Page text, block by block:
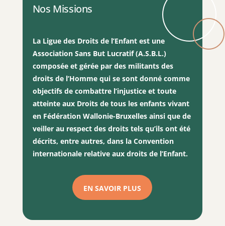
Nos Missions
La Ligue des Droits de l’Enfant est une
Association Sans But Lucratif (A.S.B.L.)
composée et gérée par des militants des
droits de l’Homme qui se sont donné comme
objectifs de combattre l’injustice et toute
atteinte aux Droits de tous les enfants vivant
en Fédération Wallonie-Bruxelles ainsi que de
veiller au respect des droits tels qu’ils ont été
décrits, entre autres, dans la Convention
internationale relative aux droits de l’Enfant.
EN SAVOIR PLUS